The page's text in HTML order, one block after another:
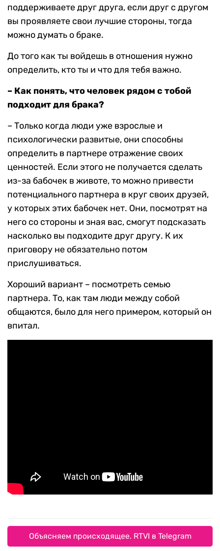
поддерживаете друг друга, если друг с другом
вы проявляете свои лучшие стороны, тогда
можно думать о браке.
До того как ты войдешь в отношения нужно
определить, кто ты и что для тебя важно.
– Как понять, что человек рядом с тобой
подходит для брака?
– Только когда люди уже взрослые и
психологически развитые, они способны
определить в партнере отражение своих
ценностей. Если этого не получается сделать
из-за бабочек в животе, то можно привести
потенциального партнера в круг своих друзей,
у которых этих бабочек нет. Они, посмотрят на
него со стороны и зная вас, смогут подсказать
насколько вы подходите друг другу. К их
приговору не обязательно потом
прислушиваться.
Хороший вариант – посмотреть семью
партнера. То, как там люди между собой
общаются, было для него примером, который он
впитал.
Объясняем происходящее. RTVI в Telegram